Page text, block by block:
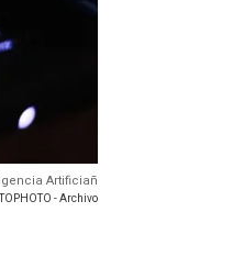
Artificiañ
- Archivo